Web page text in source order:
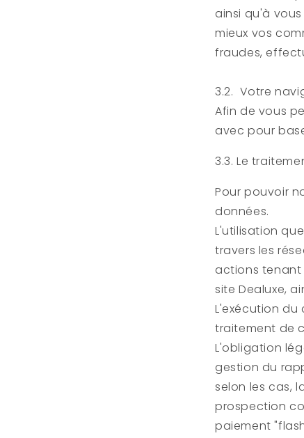
ainsi qu'à
mieux vos
fraudes,
3.2. Votre
Afin de vous
avec pour
3.3. Le
Pour pouvoir
données.
L'utilisation
travers les
actions tenant
site Dealuxe,
L'exécution
traitement de
L'obligation
gestion du
selon les cas,
prospection
paiement